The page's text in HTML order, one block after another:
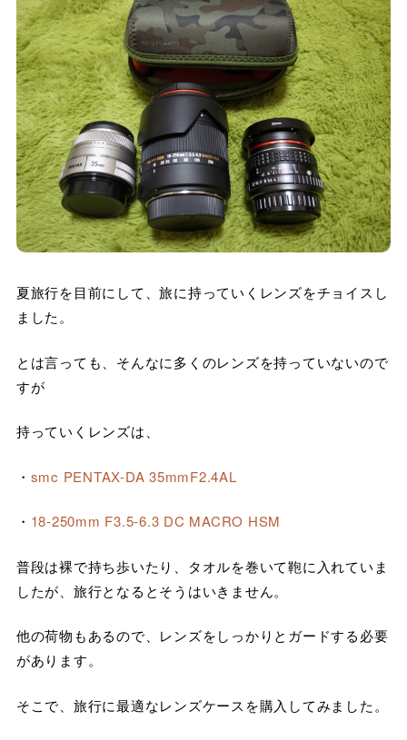
夏旅行を目前にして、旅に持っていくレンズをチョイスし
ました。
とは言っても、そんなに多くのレンズを持っていないので
すが
持っていくレンズは、
・ smc PENTAX-DA 35mmF2.4AL
・ 18-250mm F3.5-6.3 DC MACRO HSM
普段は裸で持ち歩いたり、タオルを巻いて鞄に入れていま
したが、旅行となるとそうはいきません。
他の荷物もあるので、レンズをしっかりとガードする必要
があります。
そこで、旅行に最適なレンズケースを購入してみました。